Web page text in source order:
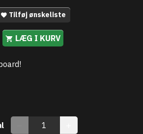
Tilføj ønskeliste
LÆG I KURV